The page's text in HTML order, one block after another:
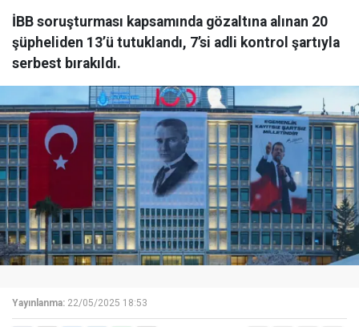
İBB soruşturması kapsamında gözaltına alınan 20
şüpheliden 13’ü tutuklandı, 7’si adli kontrol şartıyla
serbest bırakıldı.
Yayınlanma: 22/05/2025 18:53